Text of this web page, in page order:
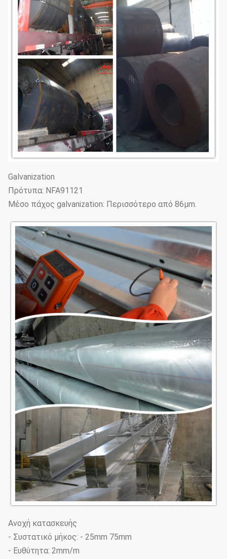
Galvanization
Πρότυπα: NFA91121
Μέσο πάχος galvanization: Περισσότερο από 86μm.
Ανοχή κατασκευής
- Συστατικό μήκος: - 25mm 75mm
- Ευθύτητα: 2mm/m